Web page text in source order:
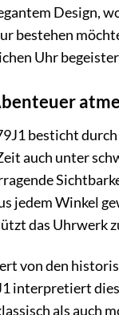
Design,
bestehen
Uhr
besticht
auch unter
jedem Winkel
das Uhrwerk
von den
interpretiert
als auch